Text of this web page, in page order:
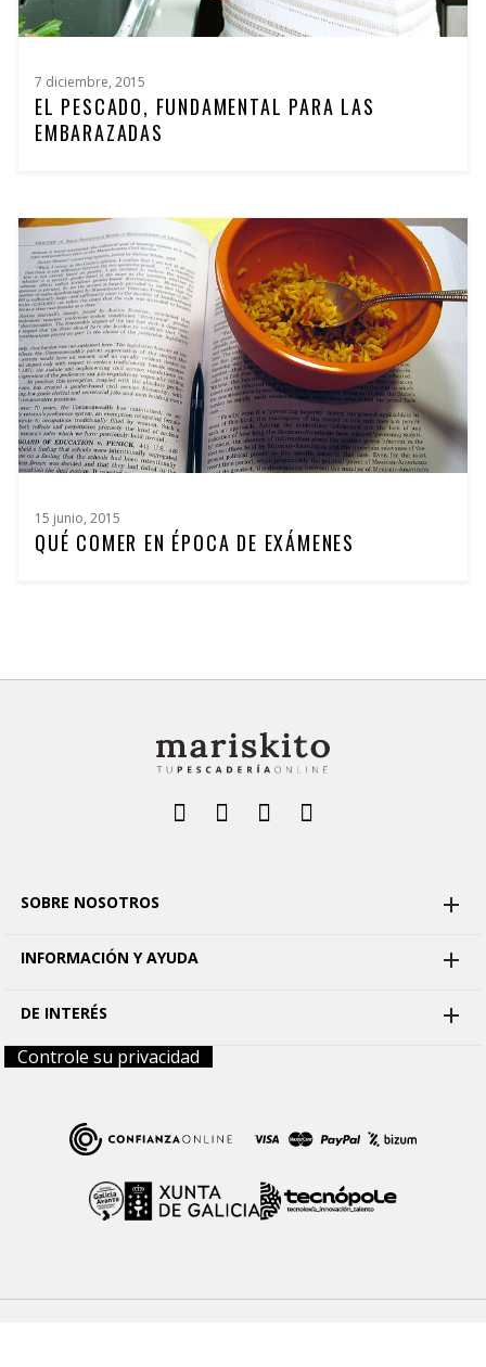
7 diciembre, 2015
EL PESCADO, FUNDAMENTAL PARA LAS
EMBARAZADAS
15 junio, 2015
QUÉ COMER EN ÉPOCA DE EXÁMENES
SOBRE NOSOTROS 
INFORMACIÓN Y AYUDA 
DE INTERÉS 
Controle su privacidad